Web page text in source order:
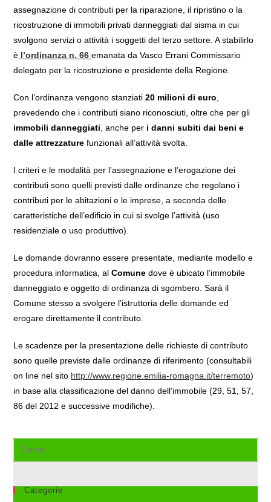
assegnazione di contributi per la riparazione, il ripristino o la
ricostruzione di immobili privati danneggiati dal sisma in cui
svolgono servizi o attività i soggetti del terzo settore. A stabilirlo
è l’ordinanza n. 66emanata da Vasco Errani Commissario
delegato per la ricostruzione e presidente della Regione.
Con l’ordinanza vengono stanziati20 milioni di euro
prevedendo che i contributi siano riconosciuti, oltre che per gli
immobili danneggiati , anche per i danni subiti dai beni e
dalle attrezzature funzionali all’attività svolta.
I criteri e le modalità per l’assegnazione e l’erogazione dei
contributi sono quelli previsti dalle ordinanze che regolano i
contributi per le abitazioni e le imprese, a seconda delle
caratteristiche dell’edificio in cui si svolge l’attività (uso
residenziale o uso produttivo).
Le domande dovranno essere presentate, mediante modello e
procedura informatica, alComune dove è ubicato l’immobile
danneggiato e oggetto di ordinanza di sgombero. Sarà il
Comune stesso a svolgere l’istruttoria delle domande ed
erogare direttamente il contributo.
Le scadenze per la presentazione delle richieste di contributo
sono quelle previste dalle ordinanze di riferimento (consultabili
on line nel sito http://www.regione.emilia-romagna.it/terremoto)
in base alla classificazione del danno dell’immobile (29, 51, 57,
86 del 2012 e successive modifiche).
Cerca
nel
webCategorie